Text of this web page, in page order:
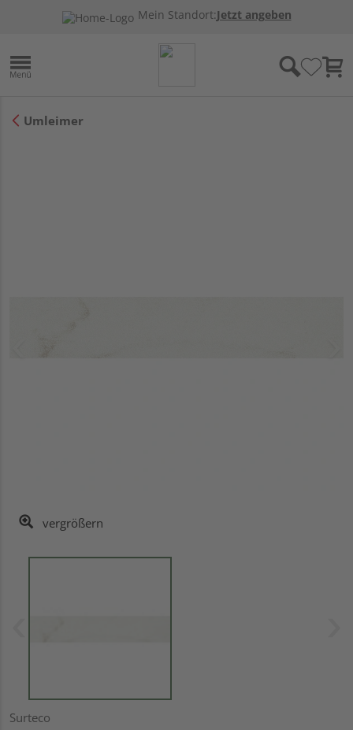
Mein Standort:Jetzt angeben
Umleimer
vergrößern
Surteco